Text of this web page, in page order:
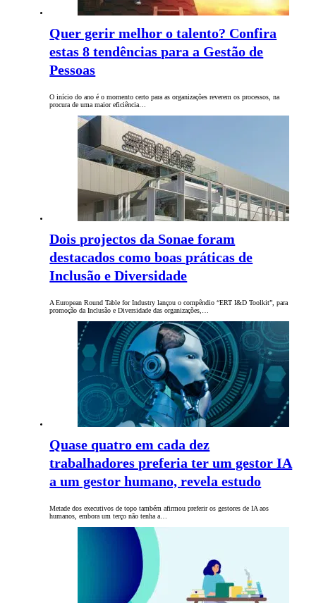
Quer gerir melhor o talento? Confira
estas 8 tendências para a Gestão de
Pessoas
O início do ano é o momento certo para as organizações reverem os processos, na
procura de uma maior eficiência…
Dois projectos da Sonae foram
destacados como boas práticas de
Inclusão e Diversidade
A European Round Table for Industry lançou o compêndio “ERT I&D Toolkit”, para
promoção da Inclusão e Diversidade das organizações,…
Quase quatro em cada dez
trabalhadores preferia ter um gestor IA
a um gestor humano, revela estudo
Metade dos executivos de topo também afirmou preferir os gestores de IA aos
humanos, embora um terço não tenha a…